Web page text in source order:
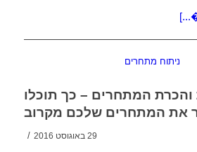
והכרת המתחרים – כך תוכלו
את המתחרים שלכם מקרוב
29 באוגוסט 2016 /